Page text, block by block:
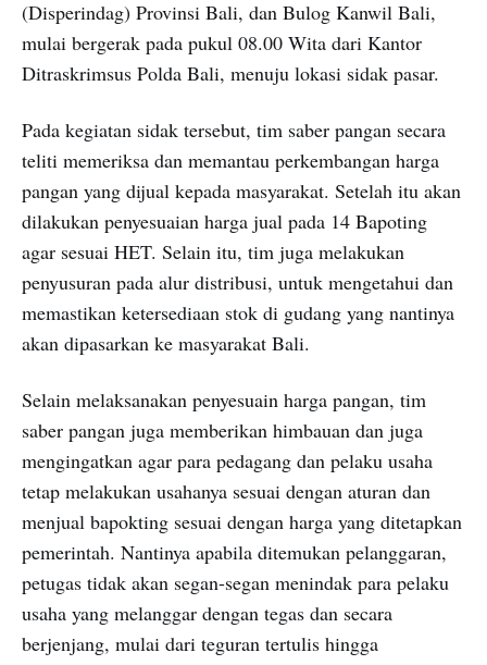
(Disperindag) Provinsi Bali, dan Bulog Kanwil Bali,
mulai bergerak pada pukul 08.00 Wita dari Kantor
Ditraskrimsus Polda Bali, menuju lokasi sidak pasar.
Pada kegiatan sidak tersebut, tim saber pangan secara
teliti memeriksa dan memantau perkembangan harga
pangan yang dijual kepada masyarakat. Setelah itu akan
dilakukan penyesuaian harga jual pada 14 Bapoting
agar sesuai HET. Selain itu, tim juga melakukan
penyusuran pada alur distribusi, untuk mengetahui dan
memastikan ketersediaan stok di gudang yang nantinya
akan dipasarkan ke masyarakat Bali.
Selain melaksanakan penyesuain harga pangan, tim
saber pangan juga memberikan himbauan dan juga
mengingatkan agar para pedagang dan pelaku usaha
tetap melakukan usahanya sesuai dengan aturan dan
menjual bapokting sesuai dengan harga yang ditetapkan
pemerintah. Nantinya apabila ditemukan pelanggaran,
petugas tidak akan segan-segan menindak para pelaku
usaha yang melanggar dengan tegas dan secara
berjenjang, mulai dari teguran tertulis hingga